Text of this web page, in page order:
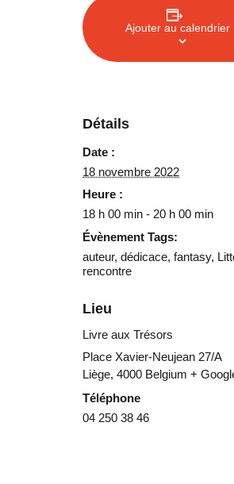
Ajouter au calendrier
Détails
Date :
18 novembre 2022
Heure :
18 h 00 min - 20 h 00 min
Évènement Tags:
auteur, dédicace, fantasy,
rencontre
Lieu
Livre aux Trésors
Place Xavier-Neujean 27/A
Liège, 4000 Belgium +
Téléphone
04 250 38 46